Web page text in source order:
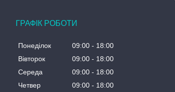
ГРАФІК РОБОТИ
Понеділок 09:00
18:00
Вівторок
09:00
18:00
Середа
09:00
18:00
Четвер
09:00 18:00